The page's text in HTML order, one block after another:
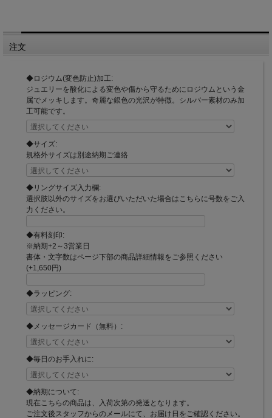
注文
◆ロジウム(変色防止)加工:
ジュエリーを酸化による変色や傷から守るためにロジウムという金
属でメッキします。奇麗な銀色の光沢が特徴。シルバー素材のみ加
工可能です。
◆サイズ:
規格外サイズは別途納期ご連絡
◆リングサイズ入力欄:
選択肢以外のサイズをお選びいただいた場合はこちらに号数をご入
力ください。
◆有料刻印:
※納期+2～3営業日
書体・文字数はページ下部の商品詳細情報をご参照ください
(+1,650円)
◆ラッピング:
◆メッセージカード（無料）:
◆毎日のお手入れに:
◆納期について:
現在こちらの商品は、入荷次第の発送となります。
ご注文後スタッフからのメールにて、お届け日をご確認ください。